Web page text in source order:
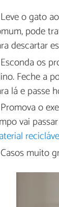
Leve o gato
pode
descartar
Esconda os
Feche a
lá e passe
Promova o
vai
Casos muito